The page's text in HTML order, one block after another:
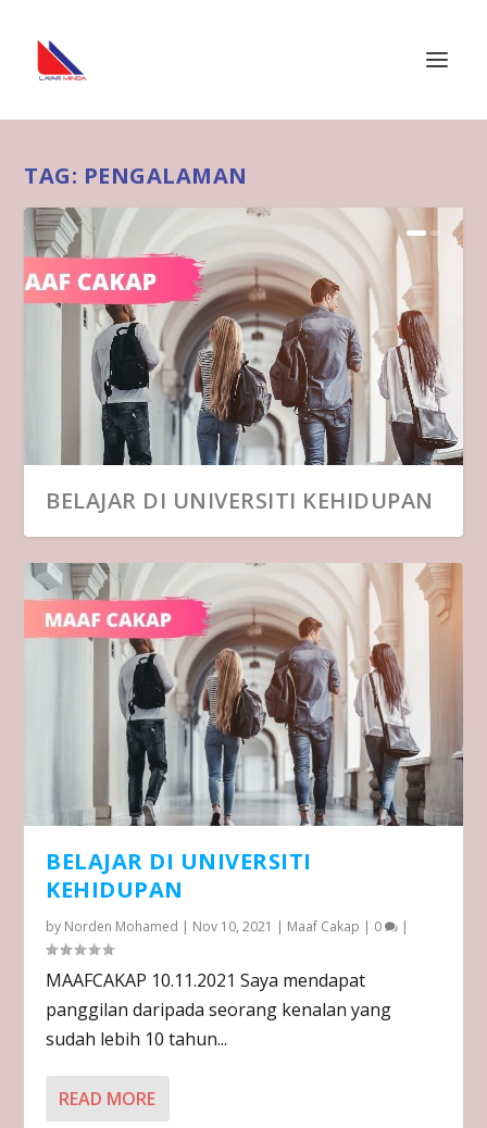
TAG: PENGALAMAN
BELAJAR DI UNIVERSITI KEHIDUPAN
SAHABAT DI SEPANJANG USIA
BELAJAR DI UNIVERSITI
KEHIDUPAN
by Norden Mohamed | Nov 10, 2021 | Maaf Cakap | 0 |
MAAFCAKAP 10.11.2021 Saya mendapat
panggilan daripada seorang kenalan yang
sudah lebih 10 tahun...
READ MORE